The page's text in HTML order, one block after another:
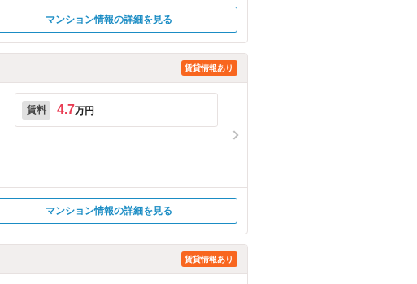
マンション情報の詳細を見る
賃貸情報あり
賃料 4.7万円
マンション情報の詳細を見る
賃貸情報あり